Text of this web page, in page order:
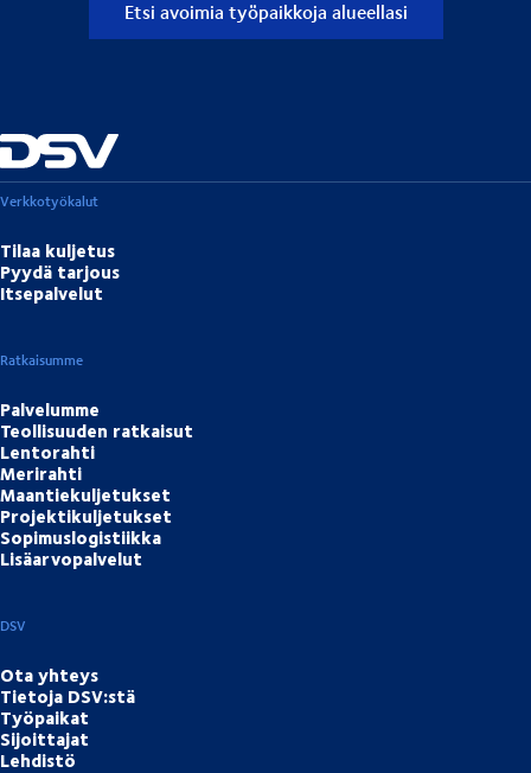
Etsi avoimia työpaikkoja alueellasi
Verkkotyökalut
Tilaa kuljetus
Pyydä tarjous
Itsepalvelut
Ratkaisumme
Palvelumme
Teollisuuden ratkaisut
Lentorahti
Merirahti
Maantiekuljetukset
Projektikuljetukset
Sopimuslogistiikka
Lisäarvopalvelut
DSV
Ota yhteys
Tietoja DSV:stä
Työpaikat
Sijoittajat
Lehdistö